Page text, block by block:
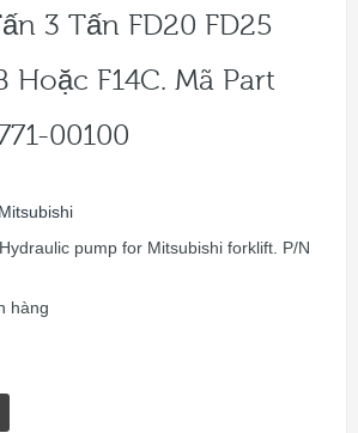
3 Tấn FD20 FD25
Hoặc F14C. Mã Part
00100
Mitsubishi
Hydraulic pump for Mitsubishi forklift. P/N
hàng